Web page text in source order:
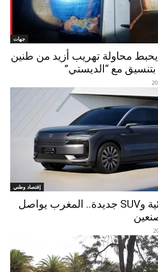
جهات
يحبط محاولة تهريب أزيد من طنين
مع “الديستي”
إقتصاد وطني
سيارات كهربائية وSUV جديدة.. المغرب يواصل